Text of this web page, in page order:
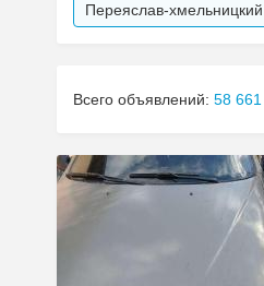
Переяслав-хмельницкий
Всего объявлений: 58 661